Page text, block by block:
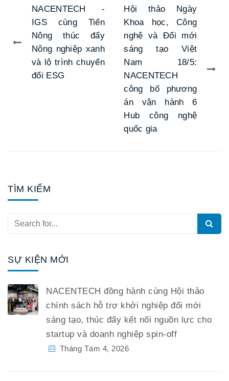
NACENTECH -
IGS cùng Tiến
Nông thúc đẩy
Nông nghiệp xanh
và lộ trình chuyển
đổi ESG
Hội thảo Ngày
Khoa học, Công
nghệ và Đổi mới
sáng tạo Việt
Nam 18/5:
NACENTECH
công bố phương
án vận hành 6
Hub công nghệ
quốc gia
TÌM KIẾM
SỰ KIỆN MỚI
NACENTECH đồng hành cùng Hội thảo
chính sách hỗ trợ khởi nghiệp đổi mới
sáng tạo, thúc đẩy kết nối nguồn lực cho
startup và doanh nghiệp spin-off
Tháng Tám 4, 2026